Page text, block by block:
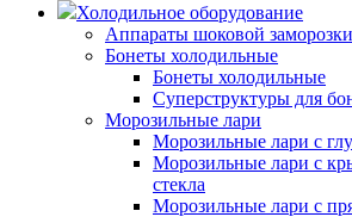
Холодильное оборудование
Аппараты шоковой заморозки
Бонеты холодильные
Бонеты холодильные
Суперструктуры для
Морозильные лари
Морозильные лари с
Морозильные лари с
стекла
Морозильные лари с